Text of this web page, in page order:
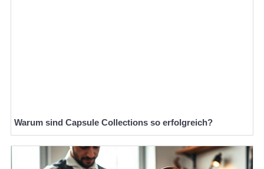
Warum sind Capsule Collections so erfolgreich?